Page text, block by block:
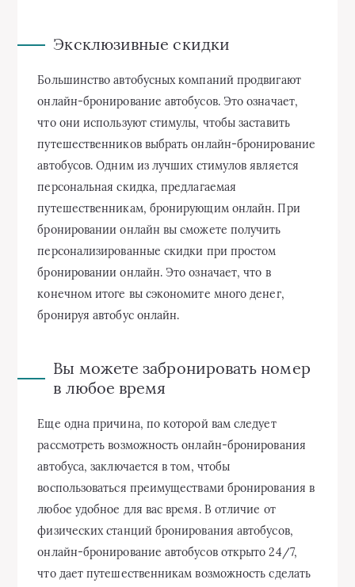
Эксклюзивные скидки
Большинство автобусных компаний продвигают
онлайн-бронирование автобусов. Это означает,
что они используют стимулы, чтобы заставить
путешественников выбрать онлайн-бронирование
автобусов. Одним из лучших стимулов является
персональная скидка, предлагаемая
путешественникам, бронирующим онлайн. При
бронировании онлайн вы сможете получить
персонализированные скидки при простом
бронировании онлайн. Это означает, что в
конечном итоге вы сэкономите много денег,
бронируя автобус онлайн.
Вы можете забронировать номер
в любое время
Еще одна причина, по которой вам следует
рассмотреть возможность онлайн-бронирования
автобуса, заключается в том, чтобы
воспользоваться преимуществами бронирования в
любое удобное для вас время. В отличие от
физических станций бронирования автобусов,
онлайн-бронирование автобусов открыто 24/7,
что дает путешественникам возможность сделать